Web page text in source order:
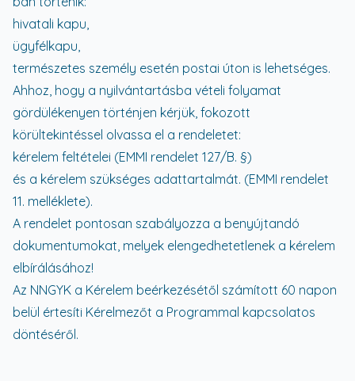
hivatali kapu,
ügyfélkapu,
természetes személy esetén postai úton is lehetséges.
Ahhoz, hogy a nyilvántartásba vételi folyamat
gördülékenyen történjen kérjük, fokozott
körültekintéssel olvassa el a rendeletet:
kérelem feltételei (EMMI rendelet 127/B. §)
és a kérelem szükséges adattartalmát. (EMMI rendelet
11. melléklete).
A rendelet pontosan szabályozza a benyújtandó
dokumentumokat, melyek elengedhetetlenek a kérelem
elbírálásához!
Az NNGYK a Kérelem beérkezésétől számított 60 napon
belül értesíti Kérelmezőt a Programmal kapcsolatos
döntéséről.